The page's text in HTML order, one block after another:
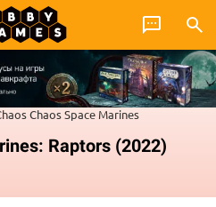
Chaos Space Marines
Raptors (2022)